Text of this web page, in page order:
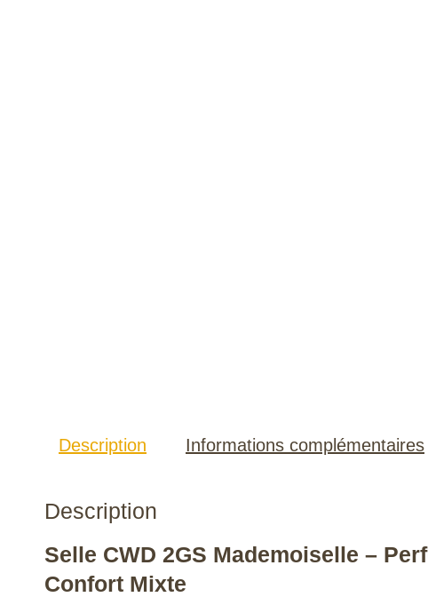
Description Informations complémentaires
Description
Selle CWD 2GS Mademoiselle –
Confort Mixte